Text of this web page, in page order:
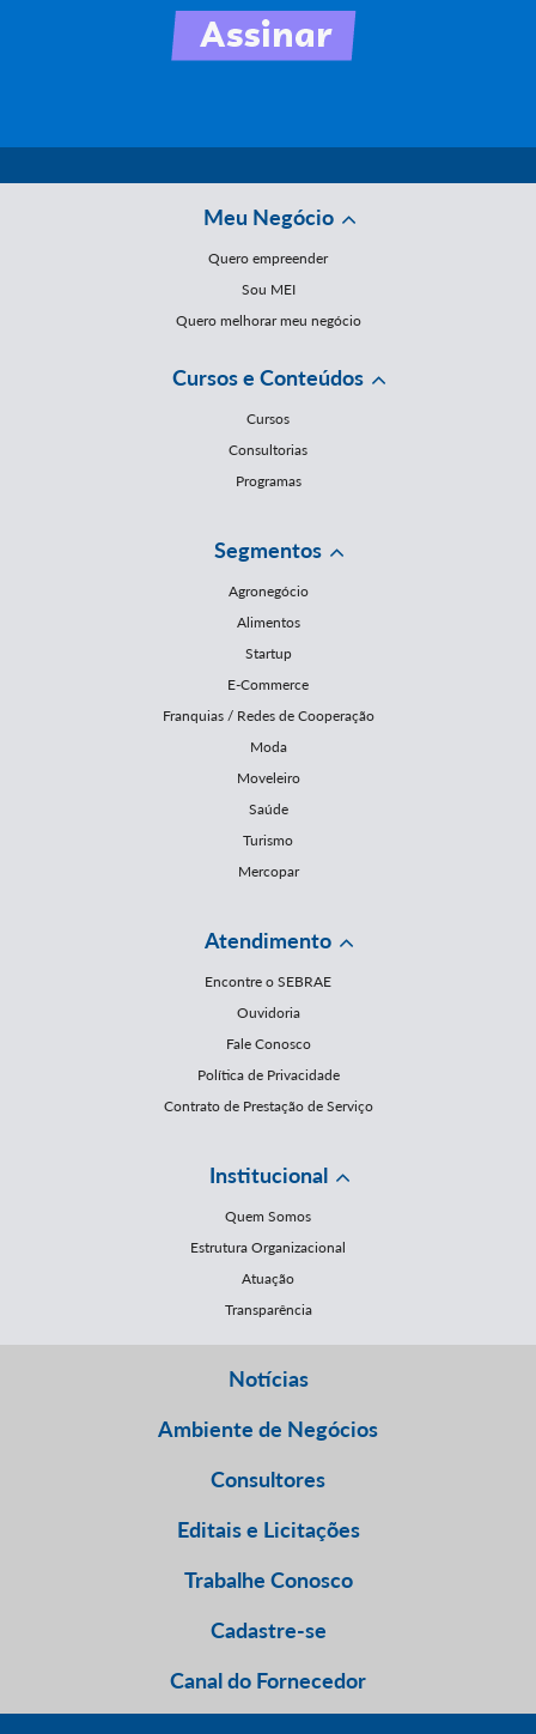
Meu Negócio
Quero empreender
Sou MEI
Quero melhorar meu negócio
Cursos e Conteúdos
Cursos
Consultorias
Programas
Segmentos
Agronegócio
Alimentos
Startup
E-Commerce
Franquias / Redes de Cooperação
Moda
Moveleiro
Saúde
Turismo
Mercopar
Atendimento
Encontre o SEBRAE
Ouvidoria
Fale Conosco
Política de Privacidade
Contrato de Prestação de Serviço
Institucional
Quem Somos
Estrutura Organizacional
Atuação
Transparência
Notícias
Ambiente de Negócios
Consultores
Editais e Licitações
Trabalhe Conosco
Cadastre-se
Canal do Fornecedor